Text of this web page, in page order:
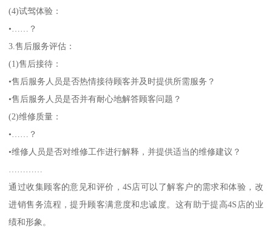
(4)试驾体验：
•……？
3.售后服务评估：
(1)售后接待：
•售后服务人员是否热情接待顾客并及时提供所需服务？
•售后服务人员是否并有耐心地解答顾客问题？
(2)维修质量：
•……？
•维修人员是否对维修工作进行解释，并提供适当的维修建议？
…………
通过收集顾客的意见和评价，4S店可以了解客户的需求和体验，改
进销售务流程，提升顾客满意度和忠诚度。这有助于提高4S店的业
绩和形象。